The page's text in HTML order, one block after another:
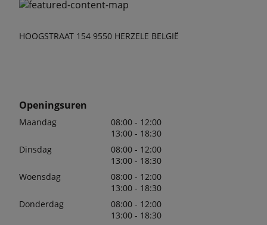
HOOGSTRAAT 154 9550 HERZELE BELGIË
Openingsuren
Maandag
08:00 - 12:00
13:00 - 18:30
Dinsdag
08:00 - 12:00
13:00 - 18:30
Woensdag
08:00 - 12:00
13:00 - 18:30
Donderdag
08:00 - 12:00
13:00 - 18:30